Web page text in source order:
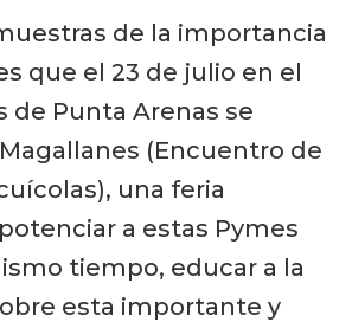
de la importancia
que el 23 de julio en el
de Punta Arenas se
Magallanes (Encuentro de
una feria
a estas Pymes
tiempo, educar a la
esta importante y